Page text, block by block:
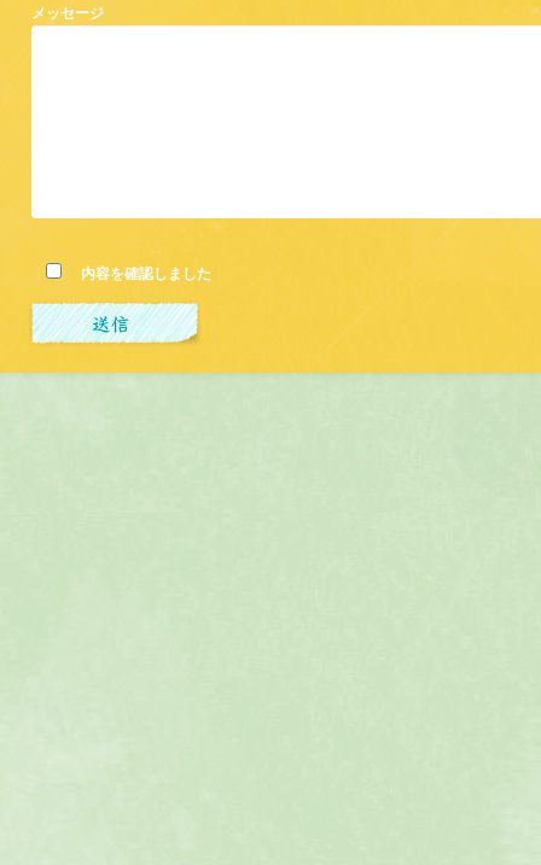
メッセージ
内容を確認しました